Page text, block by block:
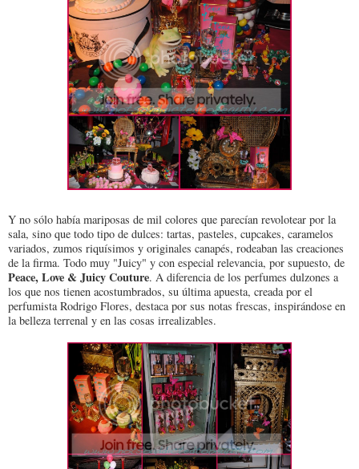
Y no sólo había mariposas de mil colores que parecían revolotear por la
sala, sino que todo tipo de dulces: tartas, pasteles, cupcakes, caramelos
variados, zumos riquísimos y originales canapés, rodeaban las creaciones
de la firma. Todo muy "Juicy" y con especial relevancia, por supuesto, de
Peace, Love & Juicy Couture. A diferencia de los perfumes dulzones a
los que nos tienen acostumbrados, su última apuesta, creada por el
perfumista Rodrigo Flores, destaca por sus notas frescas, inspirándose en
la belleza terrenal y en las cosas irrealizables.